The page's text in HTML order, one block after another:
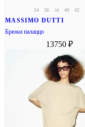
34 36 38 40 42
MASSIMO DUTTI
Брюки палаццо
13750 ₽